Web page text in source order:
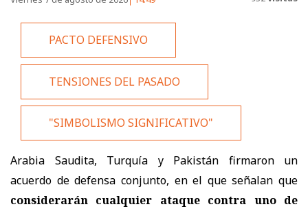
PACTO DEFENSIVO
TENSIONES DEL PASADO
"SIMBOLISMO SIGNIFICATIVO"
Arabia Saudita, Turquía y Pakistán firmaron un
acuerdo de defensa conjunto, en el que señalan que
considerarán cualquier ataque contra uno de